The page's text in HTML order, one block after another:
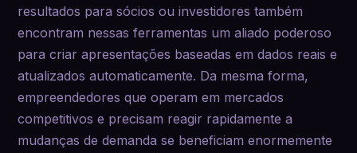
resultados para sócios ou investidores também
encontram nessas ferramentas um aliado poderoso
para criar apresentações baseadas em dados reais e
atualizados automaticamente. Da mesma forma,
empreendedores que operam em mercados
competitivos e precisam reagir rapidamente a
mudanças de demanda se beneficiam enormemente